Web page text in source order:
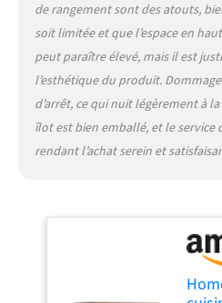
de rangement sont des atouts,
soit limitée et que l’espace en
peut paraître élevé, mais il est
l’esthétique du produit.
d’arrêt, ce qui nuit légèrement à
îlot est bien emballé, et le service
rendant l’achat serein et